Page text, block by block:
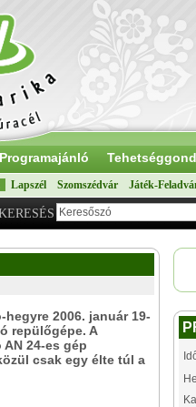
Programajánló
Lapszél Szomszédvár Játék-
2006. január 19-
repülőgépe. A
24-es gép
csak egy élte túl a